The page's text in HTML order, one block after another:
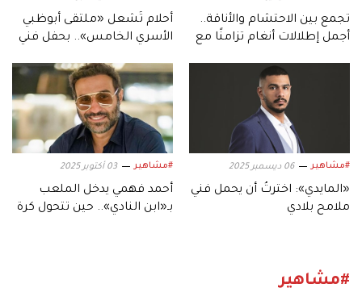
تجمع بين الاحتشام والأناقة..
أجمل إطلالات أنغام تزامنًا مع
أحلام تُشعل «ملتقى أبوظبي
الأسري الخامس».. بحفل فني
#مشاهير 06 ديسمبر 2025
«المايدي»: اخترتُ أن يحمل فني
ملامح بلادي
#مشاهير 03 أكتوبر 2025
أحمد فهمي يدخل الملعب
بـ«ابن النادي».. حين تتحول كرة
#مشاهير